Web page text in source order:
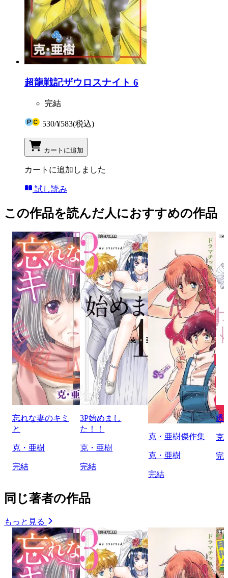
超龍戦記ザウロスナイト 6
完結
530/¥583(税込)
カートに追加
カートに追加しました
試し読み
この作品を読んだ人におすすめの作品
忘れな妻のキミ
と
克・亜樹
完結
3P始めまし
た！！
克・亜樹
完結
克・亜樹傑作集
克・亜樹
完結
透
克
完
同じ著者の作品
もっと見る